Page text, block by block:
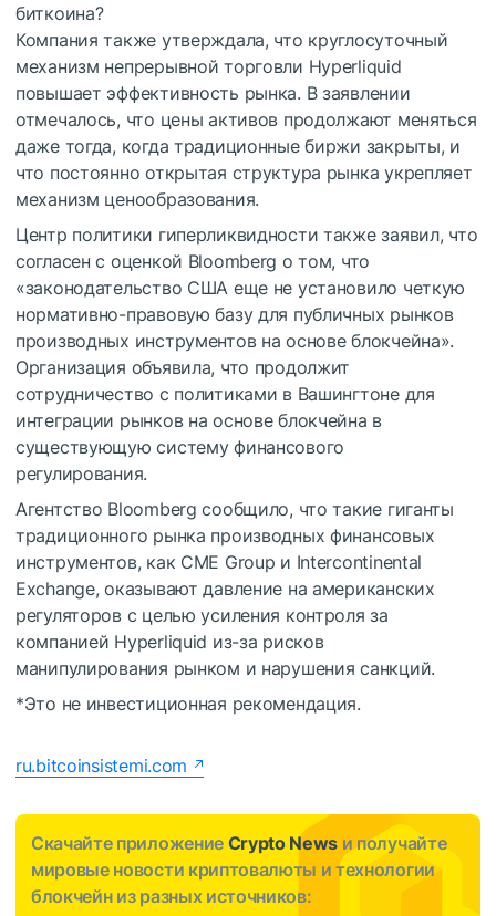
биткоина?
Компания также утверждала, что круглосуточный
механизм непрерывной торговли Hyperliquid
повышает эффективность рынка. В заявлении
отмечалось, что цены активов продолжают меняться
даже тогда, когда традиционные биржи закрыты, и
что постоянно открытая структура рынка укрепляет
механизм ценообразования.
Центр политики гиперликвидности также заявил, что
согласен с оценкой Bloomberg о том, что
«законодательство США еще не установило четкую
нормативно-правовую базу для публичных рынков
производных инструментов на основе блокчейна».
Организация объявила, что продолжит
сотрудничество с политиками в Вашингтоне для
интеграции рынков на основе блокчейна в
существующую систему финансового
регулирования.
Агентство Bloomberg сообщило, что такие гиганты
традиционного рынка производных финансовых
инструментов, как CME Group и Intercontinental
Exchange, оказывают давление на американских
регуляторов с целью усиления контроля за
компанией Hyperliquid из-за рисков
манипулирования рынком и нарушения санкций.
*Это не инвестиционная рекомендация.
ru.bitcoinsistemi.com
Скачайте приложение Crypto News и получайте
мировые новости криптовалюты и технологии
блокчейн из разных источников: